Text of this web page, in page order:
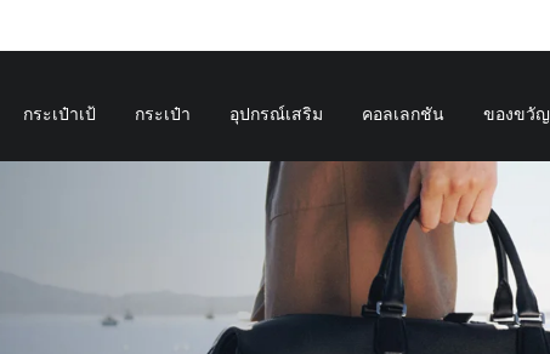
กระเป๋าเป้ กระเป๋า อุปกรณ์เสริม คอลเลกชัน ของขวัญ